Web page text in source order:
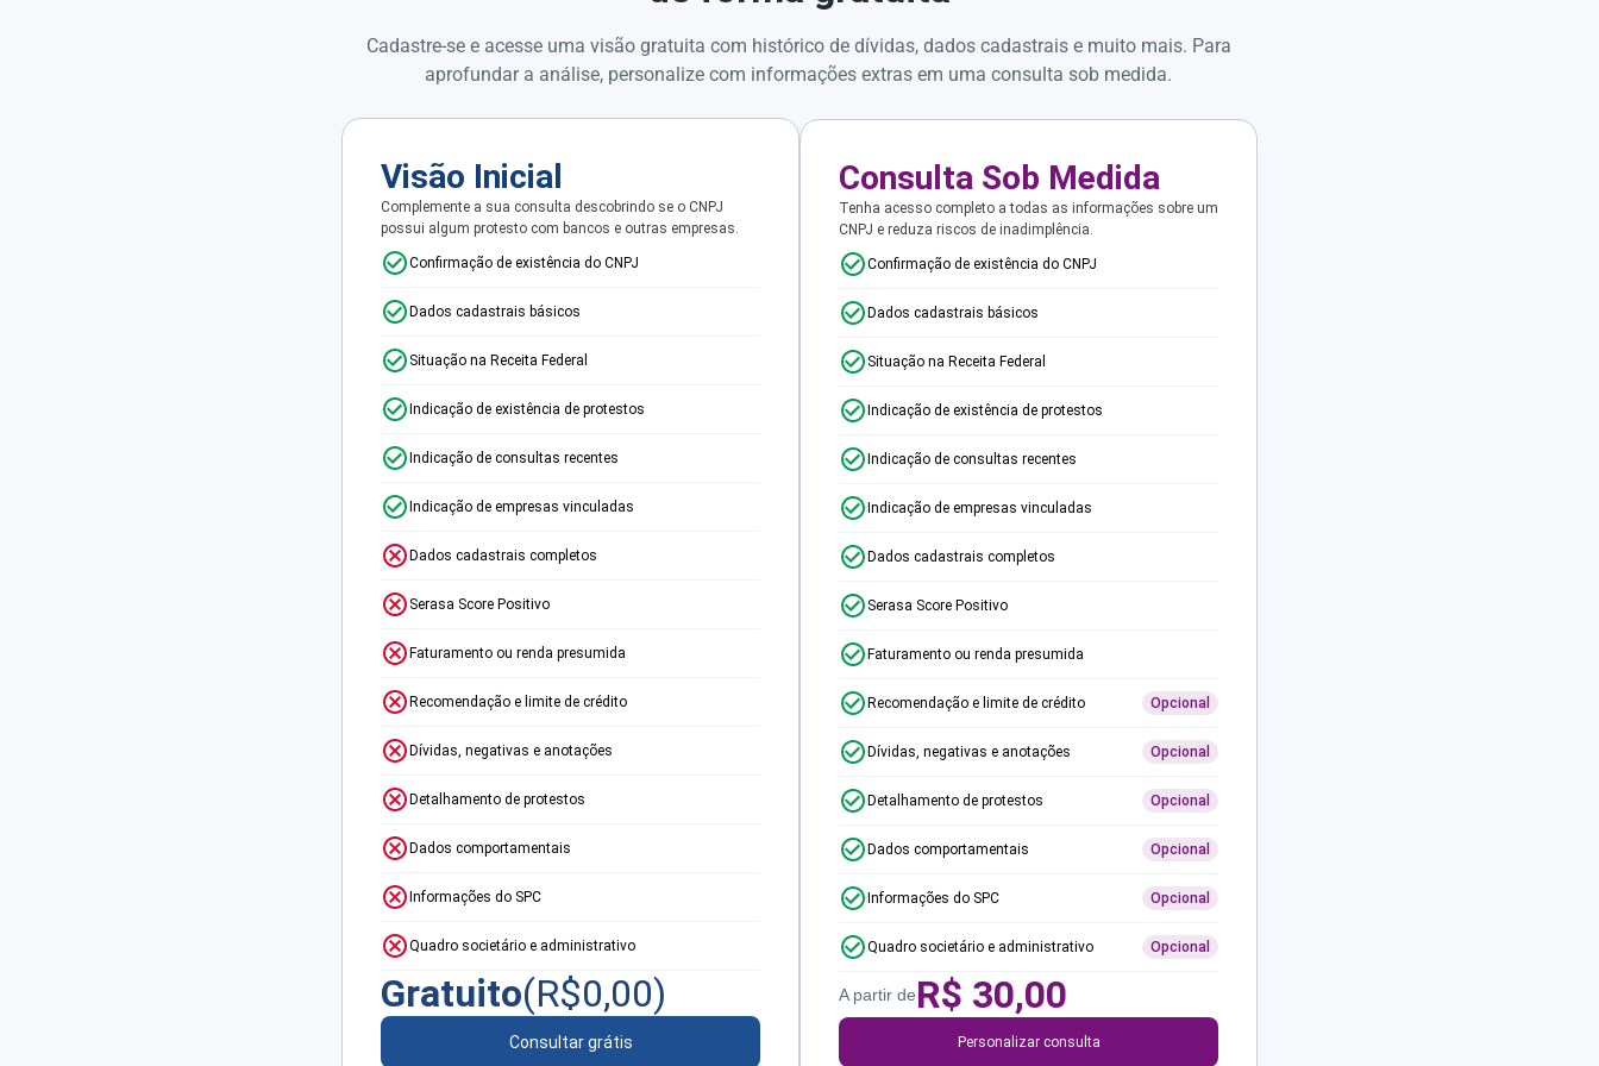
Cadastre-se e acesse uma visão gratuita com histórico de dívidas, dados cadastrais e muito mais. Para
aprofundar a análise, personalize com informações extras em uma consulta sob medida.
Visão Inicial
Complemente a sua consulta descobrindo se o CNPJ
possui algum protesto com bancos e outras empresas.
Confirmação de existência do CNPJ
Dados cadastrais básicos
Situação na Receita Federal
Indicação de existência de protestos
Indicação de consultas recentes
Indicação de empresas vinculadas
Dados cadastrais completos
Serasa Score Positivo
Faturamento ou renda presumida
Recomendação e limite de crédito
Dívidas, negativas e anotações
Detalhamento de protestos
Dados comportamentais
Informações do SPC
Quadro societário e administrativo
Gratuito(R$0,00)
Consultar grátis
Consulta Sob Medida
Tenha acesso completo a todas as informações sobre um
CNPJ e reduza riscos de inadimplência.
Confirmação de existência do CNPJ
Dados cadastrais básicos
Situação na Receita Federal
Indicação de existência de protestos
Indicação de consultas recentes
Indicação de empresas vinculadas
Dados cadastrais completos
Serasa Score Positivo
Faturamento ou renda presumida
Recomendação e limite de crédito Opcional
Dívidas, negativas e anotações Opcional
Detalhamento de protestos Opcional
Dados comportamentais Opcional
Informações do SPC Opcional
Quadro societário e administrativo Opcional
A partir deR$ 30,00
Personalizar consulta